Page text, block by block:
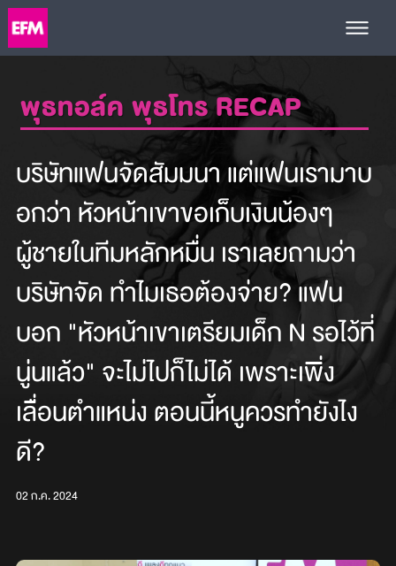
พุธทอล์ค พุธโทร RECAP
บริษัทแฟนจัดสัมมนา แต่แฟนเรามาบ
อกว่า หัวหน้าเขาขอเก็บเงินน้องๆ
ผู้ชายในทีมหลักหมื่น เราเลยถามว่า
บริษัทจัด ทำไมเธอต้องจ่าย? แฟน
บอก "หัวหน้าเขาเตรียมเด็ก N รอไว้ที่
นู่นแล้ว" จะไม่ไปก็ไม่ได้ เพราะเพิ่ง
เลื่อนตำแหน่ง ตอนนี้หนูควรทำยังไง
ดี?
02 ก.ค. 2024